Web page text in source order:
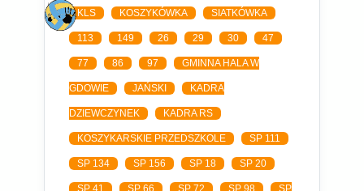
KLS KOSZYKÓWKA SIATKÓWKA
113 149 26 29 30 47
77 86 97 GMINNA HALA W
GDOWIE JAŃSKI KADRA
DZIEWCZYNEK KADRA RS
KOSZYKARSKIE PRZEDSZKOLE SP 111
SP 134 SP 156 SP 18 SP 20
SP 41 SP 66 SP 72 SP 98 SP